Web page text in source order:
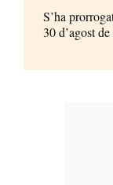
S’ha
30 d’agost